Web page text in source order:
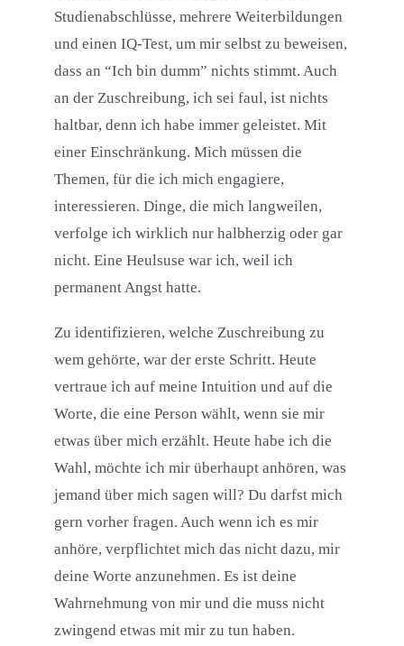
Studienabschlüsse, mehrere Weiterbildungen
und einen IQ-Test, um mir selbst zu beweisen,
dass an “Ich bin dumm” nichts stimmt. Auch
an der Zuschreibung, ich sei faul, ist nichts
haltbar, denn ich habe immer geleistet. Mit
einer Einschränkung. Mich müssen die
Themen, für die ich mich engagiere,
interessieren. Dinge, die mich langweilen,
verfolge ich wirklich nur halbherzig oder gar
nicht. Eine Heulsuse war ich, weil ich
permanent Angst hatte.
Zu identifizieren, welche Zuschreibung zu
wem gehörte, war der erste Schritt. Heute
vertraue ich auf meine Intuition und auf die
Worte, die eine Person wählt, wenn sie mir
etwas über mich erzählt. Heute habe ich die
Wahl, möchte ich mir überhaupt anhören, was
jemand über mich sagen will? Du darfst mich
gern vorher fragen. Auch wenn ich es mir
anhöre, verpflichtet mich das nicht dazu, mir
deine Worte anzunehmen. Es ist deine
Wahrnehmung von mir und die muss nicht
zwingend etwas mit mir zu tun haben.